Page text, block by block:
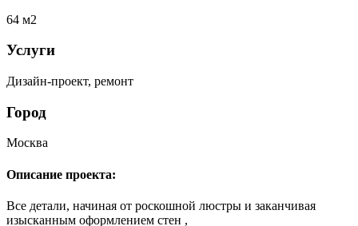
64 м2
Услуги
Дизайн-проект, ремонт
Город
Москва
Описание проекта:
Все детали, начиная от роскошной люстры и заканчивая
изысканным оформлением стен ,